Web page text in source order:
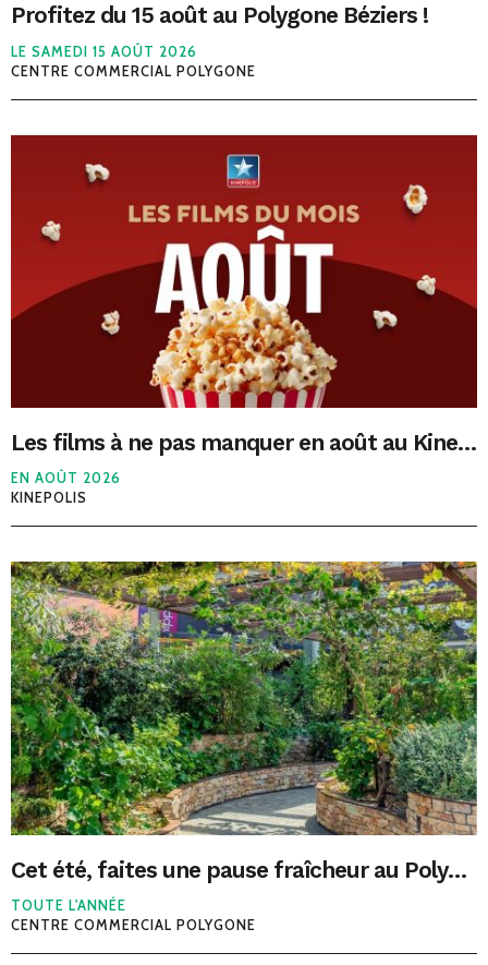
Profitez du 15 août au Polygone Béziers !
LE SAMEDI 15 AOÛT 2026
CENTRE COMMERCIAL POLYGONE
Les films à ne pas manquer en août au Kinepolis Béziers
EN AOÛT 2026
KINEPOLIS
Cet été, faites une pause fraîcheur au Polygone Béziers
TOUTE L'ANNÉE
CENTRE COMMERCIAL POLYGONE